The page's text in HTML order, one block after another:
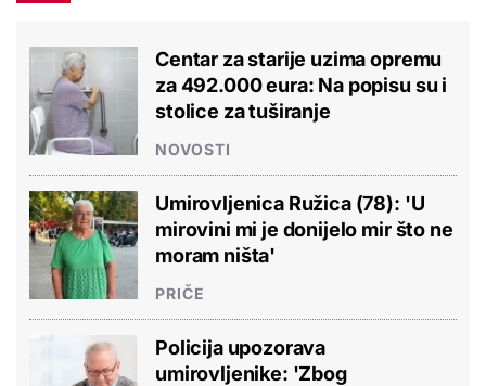
Centar za starije uzima opremu
za 492.000 eura: Na popisu su i
stolice za tuširanje
NOVOSTI
Umirovljenica Ružica (78): 'U
mirovini mi je donijelo mir što ne
moram ništa'
PRIČE
Policija upozorava
umirovljenike: 'Zbog